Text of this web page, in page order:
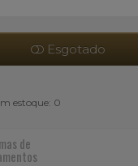
Esgotado
estoque: 0
de